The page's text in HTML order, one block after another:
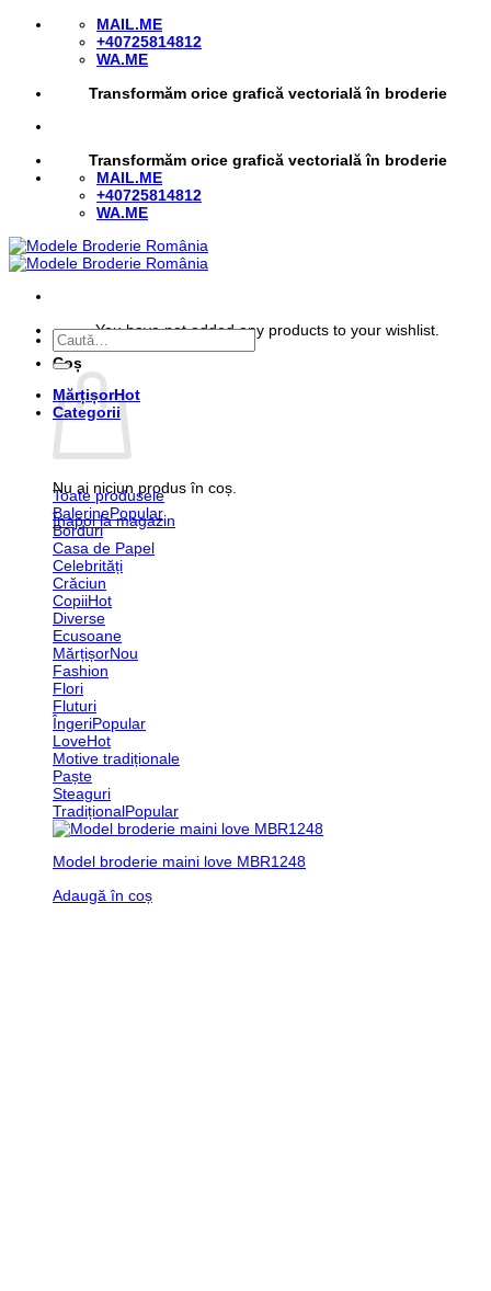
Skip
MAIL.ME
+40725814812
WA.ME
Transformăm orice grafică vectorială în broderie
Transformăm orice grafică vectorială în broderie
MAIL.ME
+40725814812
WA.ME
You have not added any products to your wishlist.
Coș
Nu ai niciun produs în coș.
Înapoi la magazin
Caută
după:
Mărțișor
Categorii
Toate produsele
Balerine
Borduri
Casa de Papel
Celebrități
Crăciun
Copii
Diverse
Ecusoane
Mărțișor
Fashion
Flori
Fluturi
Îngeri
Love
Motive tradiționale
Paște
Steaguri
Tradițional
Model broderie maini love MBR1248
Adaugă în coș